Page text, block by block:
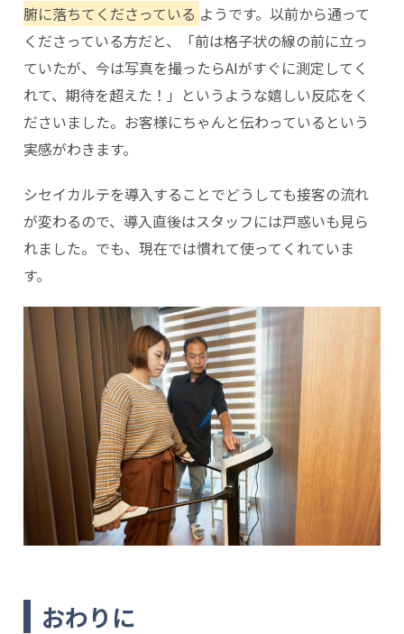
腑に落ちてくださっている ようです。以前から通って
くださっている方だと、「前は格子状の線の前に立っ
ていたが、今は写真を撮ったらAIがすぐに測定してく
れて、期待を超えた！」というような嬉しい反応をく
ださいました。お客様にちゃんと伝わっているという
実感がわきます。
シセイカルテを導入することでどうしても接客の流れ
が変わるので、導入直後はスタッフには戸惑いも見ら
れました。でも、現在では慣れて使ってくれていま
す。
おわりに